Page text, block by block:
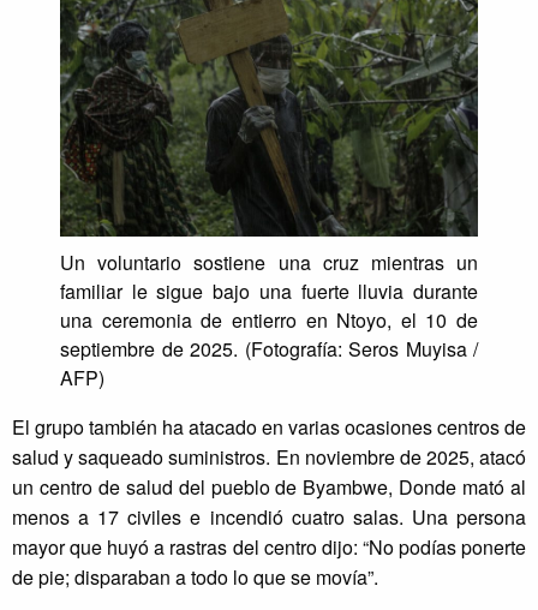
Un voluntario sostiene una cruz mientras un
familiar le sigue bajo una fuerte lluvia durante
una ceremonia de entierro en Ntoyo, el 10 de
septiembre de 2025. (Fotografía: Seros Muyisa /
AFP)
El grupo también ha atacado en varias ocasiones centros de
salud y saqueado suministros. En noviembre de 2025, atacó
un centro de salud del pueblo de Byambwe, Donde mató al
menos a 17 civiles e incendió cuatro salas. Una persona
mayor que huyó a rastras del centro dijo: “No podías ponerte
de pie; disparaban a todo lo que se movía”.